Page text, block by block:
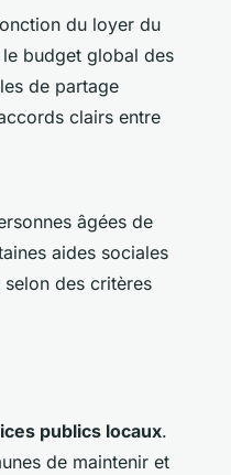
du loyer du
le budget global des
de partage
clairs entre
âgées de
aides sociales
des critères
publics locaux.
de maintenir et